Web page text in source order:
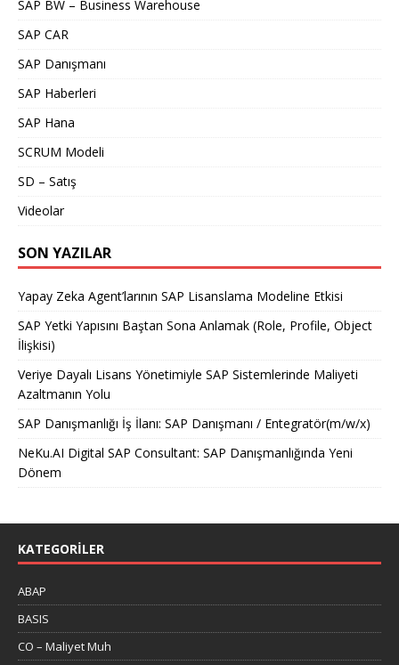
SAP BW – Business Warehouse
SAP CAR
SAP Danışmanı
SAP Haberleri
SAP Hana
SCRUM Modeli
SD – Satış
Videolar
SON YAZILAR
Yapay Zeka Agent’larının SAP Lisanslama Modeline Etkisi
SAP Yetki Yapısını Baştan Sona Anlamak (Role, Profile, Object
İlişkisi)
Veriye Dayalı Lisans Yönetimiyle SAP Sistemlerinde Maliyeti
Azaltmanın Yolu
SAP Danışmanlığı İş İlanı: SAP Danışmanı / Entegratör(m/w/x)
NeKu.AI Digital SAP Consultant: SAP Danışmanlığında Yeni
Dönem
KATEGORILER
ABAP
BASIS
CO – Maliyet Muh